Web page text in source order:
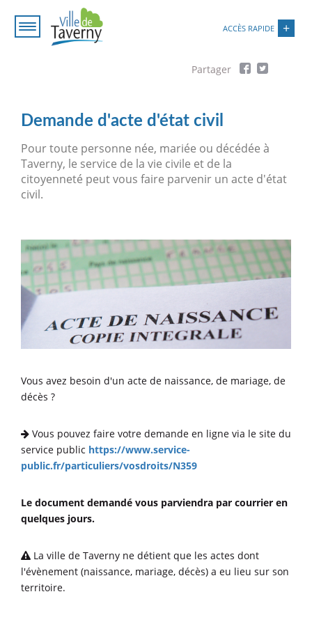
contenu
ACCÈS RAPIDE
Demande d'acte d'état civil
Pour toute personne née, mariée ou décédée à
Taverny, le service de la vie civile et de la
citoyenneté peut vous faire parvenir un acte d'état
civil.
Vous avez besoin d'un acte de naissance, de mariage, de
décès ?
Vous pouvez faire votre demande en ligne via le site du
service public https://www.service-
public.fr/particuliers/vosdroits/N359
Le document demandé vous parviendra par courrier en
quelques jours.
La ville de Taverny ne détient que les actes dont
l'évènement (naissance, mariage, décès) a eu lieu sur son
territoire.
Paramétrer les cookies